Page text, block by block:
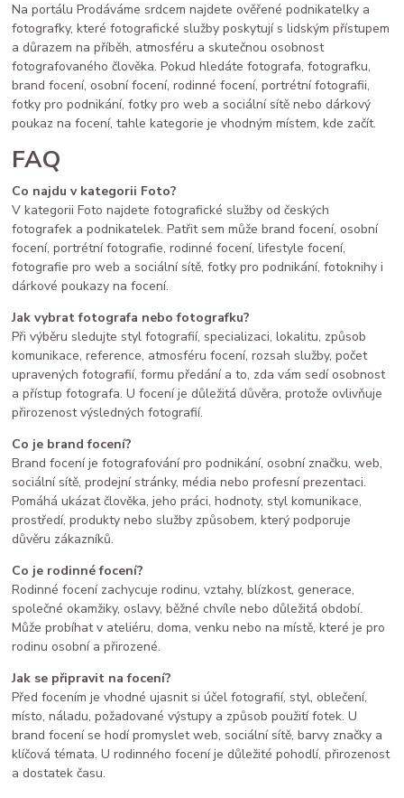
Na portálu Prodáváme srdcem najdete ověřené podnikatelky a
fotografky, které fotografické služby poskytují s lidským přístupem
a důrazem na příběh, atmosféru a skutečnou osobnost
fotografovaného člověka. Pokud hledáte fotografa, fotografku,
brand focení, osobní focení, rodinné focení, portrétní fotografii,
fotky pro podnikání, fotky pro web a sociální sítě nebo dárkový
poukaz na focení, tahle kategorie je vhodným místem, kde začít.
FAQ
Co najdu v kategorii Foto?
V kategorii Foto najdete fotografické služby od českých
fotografek a podnikatelek. Patřit sem může brand focení, osobní
focení, portrétní fotografie, rodinné focení, lifestyle focení,
fotografie pro web a sociální sítě, fotky pro podnikání, fotoknihy i
dárkové poukazy na focení.
Jak vybrat fotografa nebo fotografku?
Při výběru sledujte styl fotografií, specializaci, lokalitu, způsob
komunikace, reference, atmosféru focení, rozsah služby, počet
upravených fotografií, formu předání a to, zda vám sedí osobnost
a přístup fotografa. U focení je důležitá důvěra, protože ovlivňuje
přirozenost výsledných fotografií.
Co je brand focení?
Brand focení je fotografování pro podnikání, osobní značku, web,
sociální sítě, prodejní stránky, média nebo profesní prezentaci.
Pomáhá ukázat člověka, jeho práci, hodnoty, styl komunikace,
prostředí, produkty nebo služby způsobem, který podporuje
důvěru zákazníků.
Co je rodinné focení?
Rodinné focení zachycuje rodinu, vztahy, blízkost, generace,
společné okamžiky, oslavy, běžné chvíle nebo důležitá období.
Může probíhat v ateliéru, doma, venku nebo na místě, které je pro
rodinu osobní a přirozené.
Jak se připravit na focení?
Před focením je vhodné ujasnit si účel fotografií, styl, oblečení,
místo, náladu, požadované výstupy a způsob použití fotek. U
brand focení se hodí promyslet web, sociální sítě, barvy značky a
klíčová témata. U rodinného focení je důležité pohodlí, přirozenost
a dostatek času.